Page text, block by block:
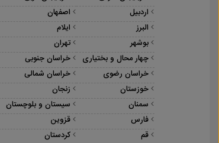
اردبیل
اصفهان
البرز
ایلام
بوشهر
تهران
چهار محال و بختیاری
خراسان جنوبی
خراسان رضوی
خراسان شمالی
خوزستان
زنجان
سمنان
سیستان و بلوچستان
فارس
قزوین
قم
کردستان